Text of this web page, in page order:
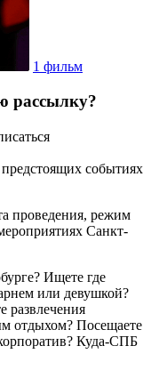
1 фильм
рассылку?
событиях
проведения, режим
Санкт-
Ищете где
или девушкой?
развлечения
отдыхом? Посещаете
Куда-СПБ